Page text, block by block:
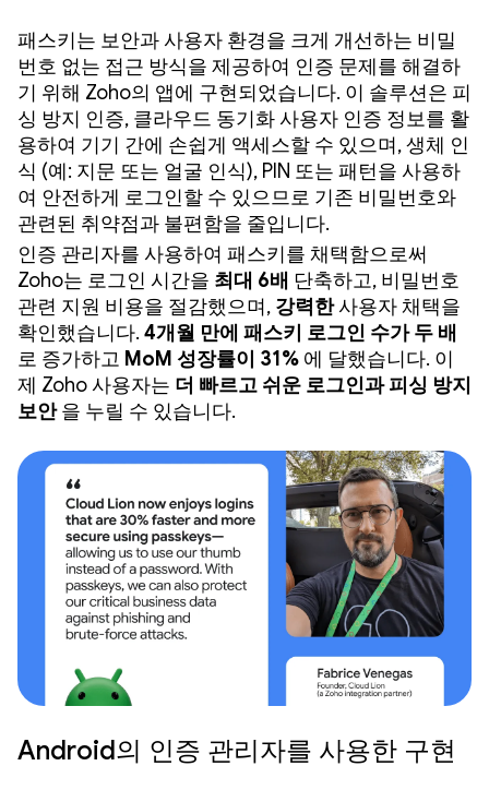
패스키는 보안과 사용자 환경을 크게 개선하는 비밀
번호 없는 접근 방식을 제공하여 인증 문제를 해결하
기 위해 Zoho의 앱에 구현되었습니다. 이 솔루션은 피
싱 방지 인증, 클라우드 동기화 사용자 인증 정보를 활
용하여 기기 간에 손쉽게 액세스할 수 있으며, 생체 인
식 (예: 지문 또는 얼굴 인식), PIN 또는 패턴을 사용하
여 안전하게 로그인할 수 있으므로 기존 비밀번호와
관련된 취약점과 불편함을 줄입니다.
인증 관리자를 사용하여 패스키를 채택함으로써
Zoho는 로그인 시간을 최대 6배 단축하고, 비밀번호
관련 지원 비용을 절감했으며, 강력한사용자 채택을
확인했습니다. 4개월 만에 패스키 로그인 수가 두 배
로 증가하고 MoM 성장률이 31% 에 달했습니다. 이
제 Zoho 사용자는 더 빠르고 쉬운 로그인과 피싱 방지
보안을 누릴 수 있습니다.
Android의 인증 관리자를 사용한 구현